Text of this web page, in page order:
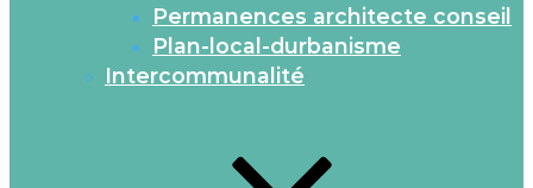
Permanences architecte conseil
Plan-local-durbanisme
Intercommunalité